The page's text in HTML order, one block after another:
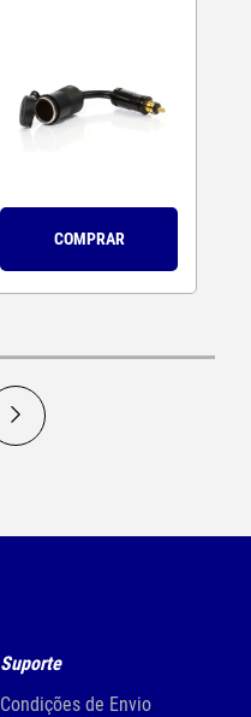
COMPRAR
Suporte
Condições de Envio